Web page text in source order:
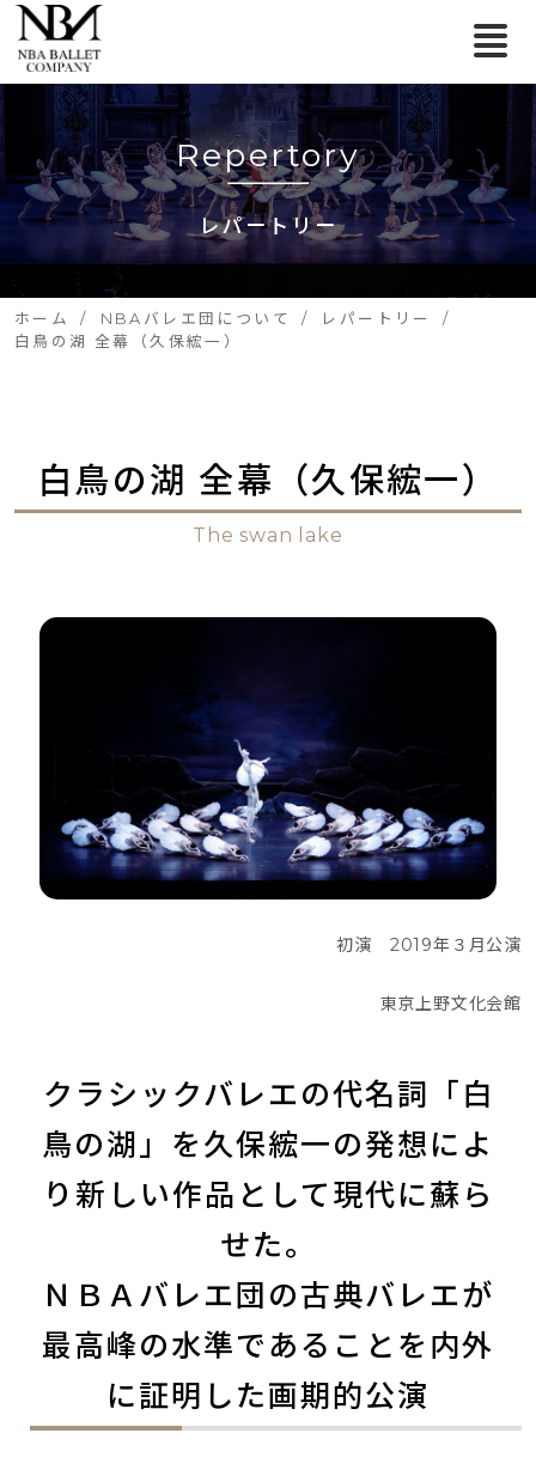
Repertory
レパートリー
ホーム NBAバレエ団について
レパートリー
白鳥の湖 全幕（久保綋一）
白鳥の湖 全幕（久保綋一）
The swan lake
初演　2019年３月公演
東京上野文化会館
クラシックバレエの代名詞「白
鳥の湖」を久保綋一の発想によ
り新しい作品として現代に蘇ら
せた。
ＮＢＡバレエ団の古典バレエが
最高峰の水準であることを内外
に証明した画期的公演